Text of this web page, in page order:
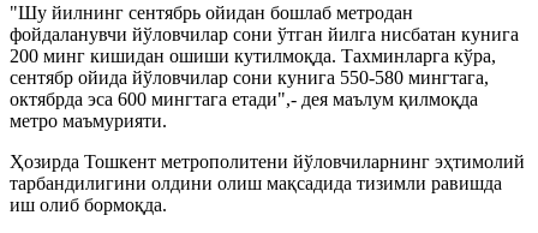
"Шу йилнинг сентябрь ойидан бошлаб метродан
фойдаланувчи йўловчилар сони ўтган йилга нисбатан кунига
200 минг кишидан ошиши кутилмоқда. Тахминларга кўра,
сентябр ойида йўловчилар сони кунига 550-580 мингтага,
октябрда эса 600 мингтага етади",- дея маълум қилмоқда
метро маъмурияти.
Ҳозирда Тошкент метрополитени йўловчиларнинг эҳтимолий
тарбандилигини олдини олиш мақсадида тизимли равишда
иш олиб бормоқда.